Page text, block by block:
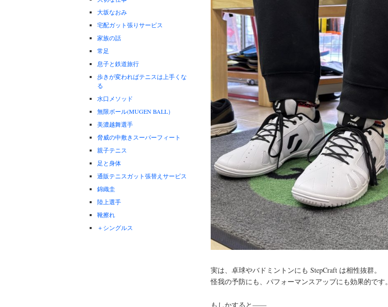
実は、卓球やバドミントンにも StepCraft は相性抜群。
怪我の予防にも、パフォーマンスアップにも効果的です。
もしかすると——
大坂なおみ
宅配ガット張りサービス
家族の話
常足
息子と鉄道旅行
歩きが変わればテニスは上手くな
る
水口メソッド
無限ボール(MUGEN BALL）
美濃越舞選手
脅威の中敷きスーパーフィート
親子テニス
足と身体
通販テニスガット張替えサービス
錦織圭
陸上選手
靴擦れ
＋シングルス